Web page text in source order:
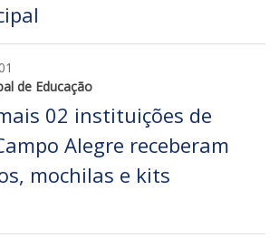
de Educação
02 instituições de
Alegre receberam
mochilas e kits